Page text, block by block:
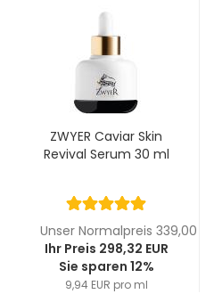
ZWYER Caviar Skin
Revival Serum 30 ml
Unser Normalpreis 339,00 EUR
Ihr Preis 298,32 EUR
Sie sparen 12%
9,94 EUR pro ml